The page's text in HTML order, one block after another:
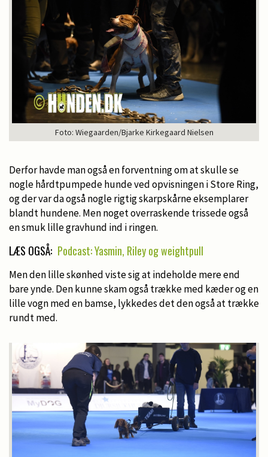
Foto: Wiegaarden/Bjarke Kirkegaard Nielsen
Derfor havde man også en forventning om at skulle se
nogle hårdtpumpede hunde ved opvisningen i Store Ring,
og der var da også nogle rigtig skarpskårne eksemplarer
blandt hundene. Men noget overraskende trissede også
en smuk lille gravhund ind i ringen.
LÆS OGSÅ: Podcast: Yasmin, Riley og weightpull
Men den lille skønhed viste sig at indeholde mere end
bare ynde. Den kunne skam også trække med kæder og en
lille vogn med en bamse, lykkedes det den også at trække
rundt med.